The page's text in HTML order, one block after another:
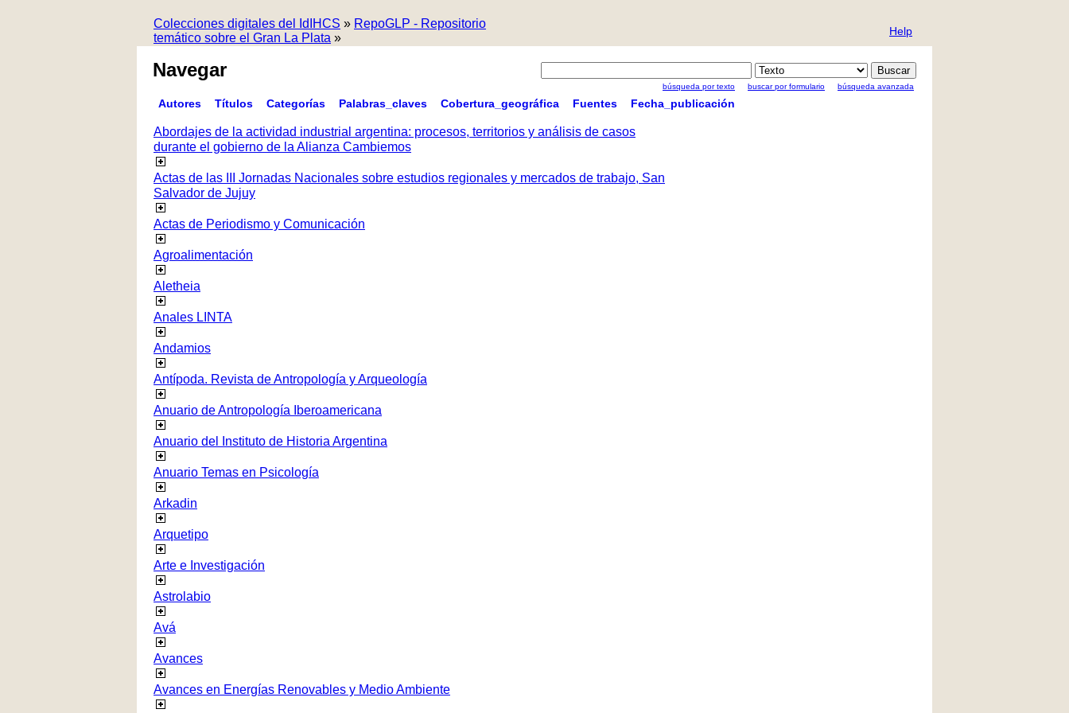
Colecciones digitales del IdIHCS » RepoGLP - Repositorio
temático sobre el Gran La Plata » Help
Navegar
búsqueda por texto buscar por formulario búsqueda avanzada
Autores Títulos Categorías Palabras_claves Cobertura_geográfica Fuentes Fecha_publicación
Abordajes de la actividad industrial argentina: procesos, territorios y análisis de casos
durante el gobierno de la Alianza Cambiemos
Actas de las III Jornadas Nacionales sobre estudios regionales y mercados de trabajo, San
Salvador de Jujuy
Actas de Periodismo y Comunicación
Agroalimentación
Aletheia
Anales LINTA
Andamios
Antípoda. Revista de Antropología y Arqueología
Anuario de Antropología Iberoamericana
Anuario del Instituto de Historia Argentina
Anuario Temas en Psicología
Arkadin
Arquetipo
Arte e Investigación
Astrolabio
Avá
Avances
Avances en Energías Renovables y Medio Ambiente